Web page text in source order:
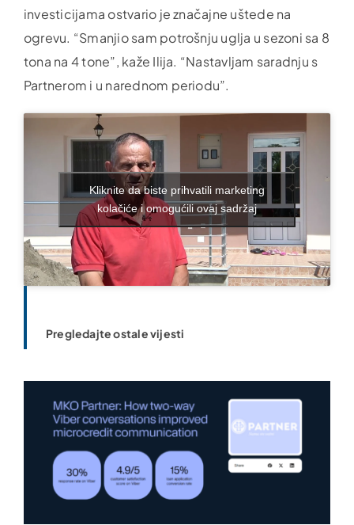
investicijama ostvario je značajne uštede na
ogrevu. “Smanjio sam potrošnju uglja u sezoni sa 8
tona na 4 tone”, kaže Ilija. “Nastavljam saradnju s
Partnerom i u narednom periodu”.
Kliknite da biste prihvatili marketing
kolačiće i omogućili ovaj sadržaj
Pregledajte ostale vijesti